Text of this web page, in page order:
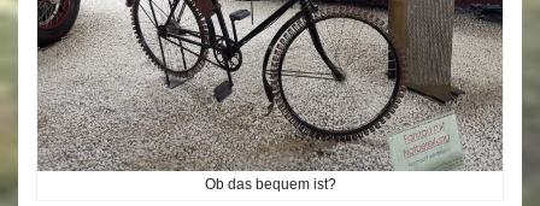
Ob das bequem ist?